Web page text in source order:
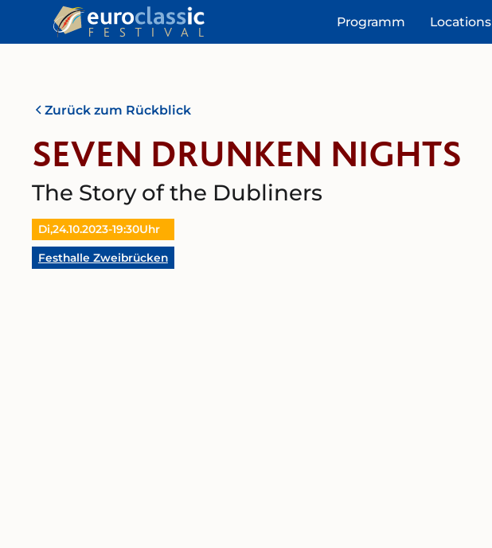
Programm Locations
Zurück zum Rückblick
SEVEN DRUNKEN NIGHTS
The Story of the Dubliners
Di,24.10.2023-19:30Uhr
Festhalle Zweibrücken